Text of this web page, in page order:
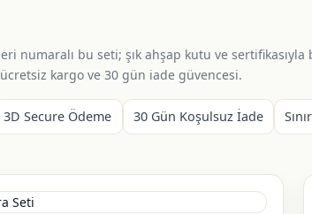
numaralı bu seti; şık ahşap kutu ve
kargo ve 30 gün iade güvencesi.
3D Secure Ödeme 30 Gün Koşulsuz İade